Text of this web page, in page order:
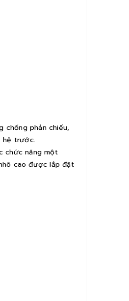
chống phản chiếu,
hệ trước.
chức năng một
cao được lắp đặt